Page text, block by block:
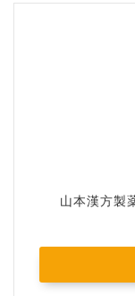
山本漢方製